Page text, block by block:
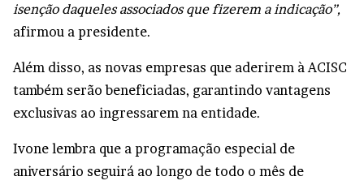
isenção daqueles associados que fizerem a indicação”,
afirmou a presidente.
Além disso, as novas empresas que aderirem à ACISC
também serão beneficiadas, garantindo vantagens
exclusivas ao ingressarem na entidade.
Ivone lembra que a programação especial de
aniversário seguirá ao longo de todo o mês de